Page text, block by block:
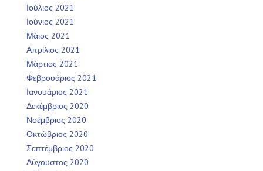
Ιούλιος 2021
Ιούνιος 2021
Μάιος 2021
Απρίλιος 2021
Μάρτιος 2021
Φεβρουάριος 2021
Ιανουάριος 2021
Δεκέμβριος 2020
Νοέμβριος 2020
Οκτώβριος 2020
Σεπτέμβριος 2020
Αύγουστος 2020